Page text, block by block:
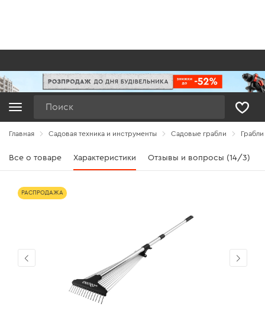
Главная Садовая техника и инструменты Садовые грабли
Все о товаре Характеристики Отзывы и вопросы (14/3)
РАСПРОДАЖА